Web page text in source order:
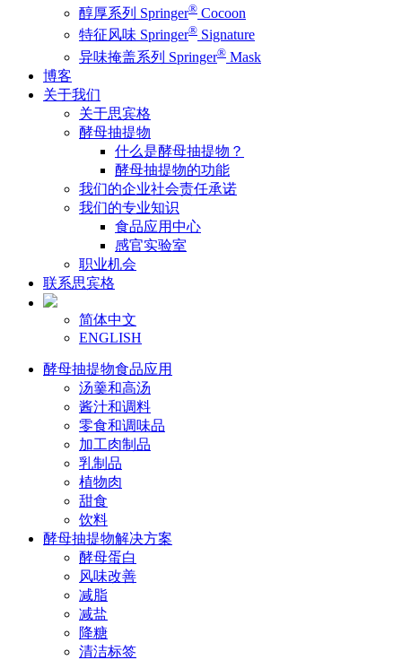
醇厚系列 Springer® Cocoon
特征风味 Springer® Signature
异味掩盖系列 Springer® Mask
博客
关于我们
关于思宾格
酵母抽提物
什么是酵母抽提物？
酵母抽提物的功能
我们的企业社会责任承诺
我们的专业知识
食品应用中心
感官实验室
职业机会
联系思宾格
简体中文
ENGLISH
酵母抽提物食品应用
汤羹和高汤
酱汁和调料
零食和调味品
加工肉制品
乳制品
植物肉
甜食
饮料
酵母抽提物解决方案
酵母蛋白
风味改善
减脂
减盐
降糖
清洁标签